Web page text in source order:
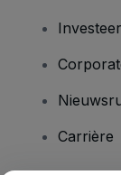
Carrière